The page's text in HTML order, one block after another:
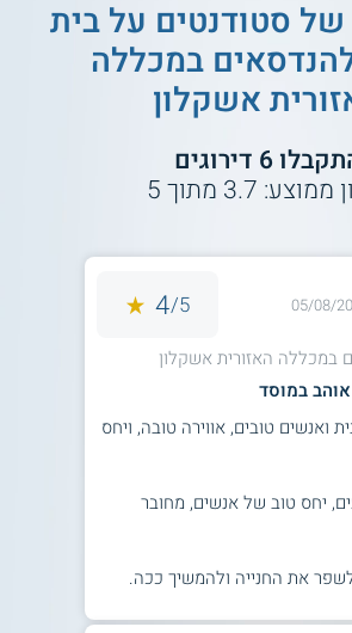
כגון אנגלית טכנית, מערכות
מחשבים ועוד. כמו כן
במקצועות המחשב
בקורסים כגון שפת C, רשתות, פרוטוקולים
תבוצע במעבדות מחשבים,
מחשבים זעירים ועוד
רפואית - המסלול בהנדסה
להכשיר את הסטודנטים לתפעל
לפענח תוצאות בדיקות
טכניות שונות. בוגרי המסלול
הלימודים במערכת הבריאות
קופות חולים, מכונים
במסגרת הלימודים בהנדסה
וביוכימיה, לצד מקצועות
ספרתיות ועוד. הסטודנטים
סטודנטים עלבית
במכללה
אשקלון
6 דירוגים
ממוצע: 3.7 מתוך5
05/08/
5/
4
במכללה האזורית אשקלון
במוסד
ואנשים טובים, אווירה טובה, ויחס
יחס טוב של אנשים, מחובר
את החנייה ולהמשיך ככה.